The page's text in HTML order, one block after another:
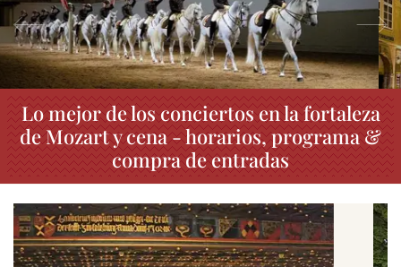
Anterior
Lo mejor de los conciertos en la fortaleza
de Mozart y cena - horarios, programa &
compra de entradas